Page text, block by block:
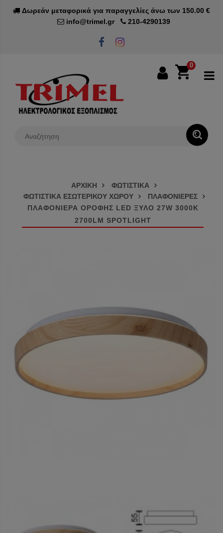
Δωρεάν μεταφορικά για παραγγελίες άνω των 150.00 €
info@trimel.gr
210-4290139
0
ΑΡΧΙΚΗ
ΦΩΤΙΣΤΙΚΑ
ΦΩΤΙΣΤΙΚΑ ΕΣΩΤΕΡΙΚΟΥ ΧΩΡΟΥ
ΠΛΑΦΟΝΙΕΡΕΣ
ΠΛΑΦΟΝΙΕΡΑ ΟΡΟΦΗΣ LED ΞΥΛΟ 27W 3000K
2700LM SPOTLIGHT